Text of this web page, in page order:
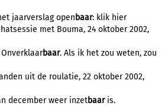
jaarverslag open baar: klik hier
met Bouma, 24 oktober 2002,
baar. Als ik het zou weten, zou
uit de roulatie, 22 oktober 2002,
december weer inzetbaaris.